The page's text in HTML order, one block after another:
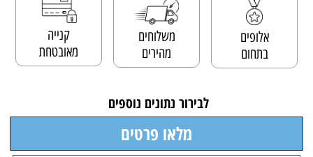
אלופים
בתחום
משלוחים
מהירים
קנייה
מאובטחת
לבירור נתונים נוספים
מלאו פרטים